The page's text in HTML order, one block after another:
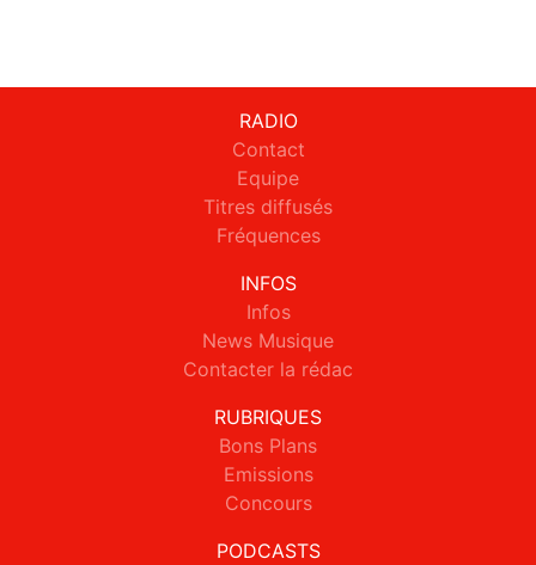
RADIO
Contact
Equipe
Titres diffusés
Fréquences
INFOS
Infos
News Musique
Contacter la rédac
RUBRIQUES
Bons Plans
Emissions
Concours
PODCASTS